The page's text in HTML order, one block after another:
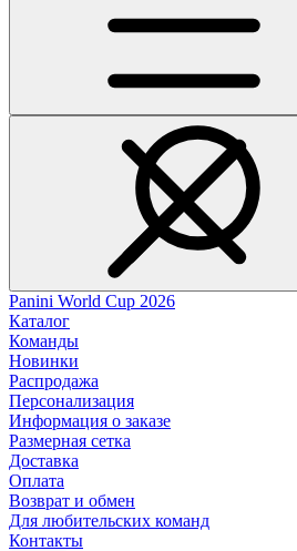
Panini World Cup 2026
Каталог
Команды
Новинки
Распродажа
Персонализация
Информация о заказе
Размерная сетка
Доставка
Оплата
Возврат и обмен
Для любительских команд
Контакты